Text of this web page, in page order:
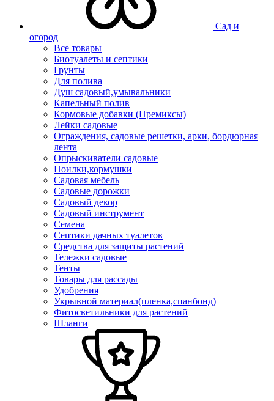
Сад и
огород
Все товары
Биотуалеты и септики
Грунты
Для полива
Душ садовый,умывальники
Капельный полив
Кормовые добавки (Премиксы)
Лейки садовые
Ограждения, садовые решетки, арки, бордюрная
лента
Опрыскиватели садовые
Поилки,кормушки
Садовая мебель
Садовые дорожки
Садовый декор
Садовый инструмент
Семена
Септики дачных туалетов
Средства для защиты растений
Тележки садовые
Тенты
Товары для рассады
Удобрения
Укрывной материал(пленка,спанбонд)
Фитосветильники для растений
Шланги